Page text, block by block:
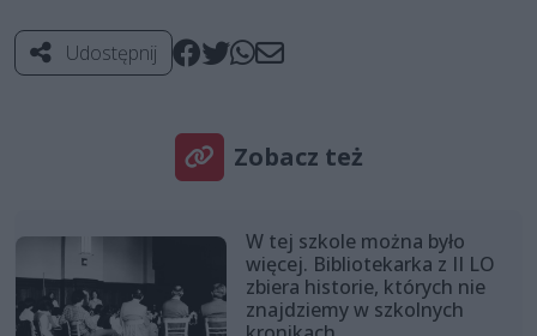
Udostępnij
Zobacz też
W tej szkole można było
więcej. Bibliotekarka z II LO
zbiera historie, których nie
znajdziemy w szkolnych